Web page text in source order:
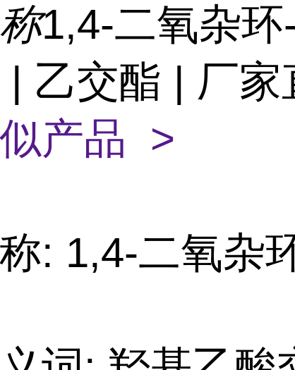
1,4-二氧杂环
| 乙交酯 | 厂家
产品 >
: 1,4-二氧杂